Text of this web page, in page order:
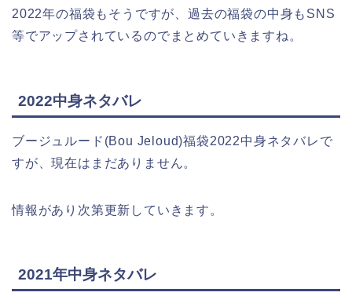
2022年の福袋もそうですが、過去の福袋の中身もSNS
等でアップされているのでまとめていきますね。
2022中身ネタバレ
ブージュルード(Bou Jeloud)福袋2022中身ネタバレで
すが、現在はまだありません。
情報があり次第更新していきます。
2021年中身ネタバレ